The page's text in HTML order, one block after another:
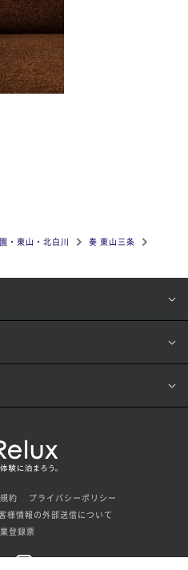
・東山・北白川
奏 東山三条
約
プライバシーポリシー
様情報の外部送信について
登録票